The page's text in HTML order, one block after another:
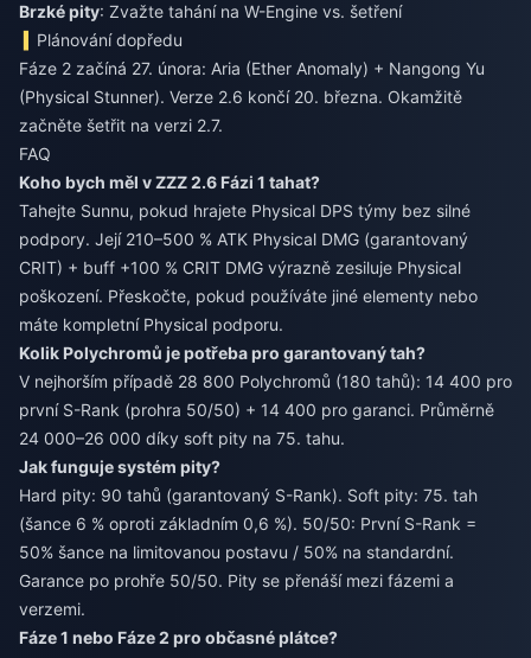
Brzké pity: Zvažte tahání na W-Engine vs. šetření
Plánování dopředu
Fáze 2 začíná 27. února: Aria (Ether Anomaly) + Nangong Yu
(Physical Stunner). Verze 2.6 končí 20. března. Okamžitě
začněte šetřit na verzi 2.7.
FAQ
Koho bych měl v ZZZ 2.6 Fázi 1 tahat?
Tahejte Sunnu, pokud hrajete Physical DPS týmy bez silné
podpory. Její 210–500 % ATK Physical DMG (garantovaný
CRIT) + buff +100 % CRIT DMG výrazně zesiluje Physical
poškození. Přeskočte, pokud používáte jiné elementy nebo
máte kompletní Physical podporu.
Kolik Polychromů je potřeba pro garantovaný tah?
V nejhorším případě 28 800 Polychromů (180 tahů): 14 400 pro
první S-Rank (prohra 50/50) + 14 400 pro garanci. Průměrně
24 000–26 000 díky soft pity na 75. tahu.
Jak funguje systém pity?
Hard pity: 90 tahů (garantovaný S-Rank). Soft pity: 75. tah
(šance 6 % oproti základním 0,6 %). 50/50: První S-Rank =
50% šance na limitovanou postavu / 50% na standardní.
Garance po prohře 50/50. Pity se přenáší mezi fázemi a
verzemi.
Fáze 1 nebo Fáze 2 pro občasné plátce?